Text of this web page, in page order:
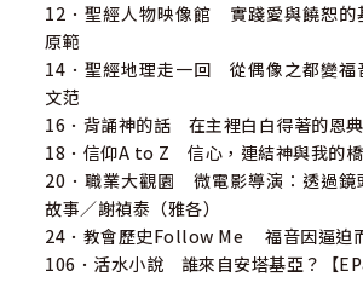
12．聖經人物映像館 實踐愛與饒恕的
原範
14．聖經地理走一回 從偶像之都變福
文范
16．背誦神的話 在主裡白白得著的恩典
18．信仰A to Z 信心，連結神與我的
20．職業大觀園 微電影導演：透過鏡
故事／謝禎泰（雅各）
24．教會歷史Follow Me 福音因逼迫
106．活水小說 誰來自安塔基亞？【